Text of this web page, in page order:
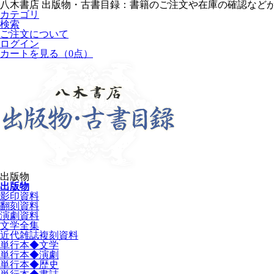
八木書店 出版物・古書目録：書籍のご注文や在庫の確認など
カテゴリ
検索
ご注文について
ログイン
カートを見る
（0点）
出版物
出版物
影印資料
翻刻資料
演劇資料
文学全集
近代雑誌複刻資料
単行本◆文学
単行本◆演劇
単行本◆歴史